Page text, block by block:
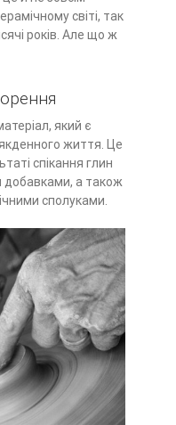
світі, так
років. Але що ж
який є
життя. Це
спікання глин
добавками, а також
сполуками.